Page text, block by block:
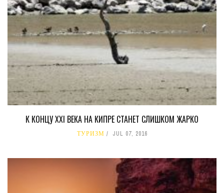
К КОНЦУ XXI ВЕКА НА КИПРЕ СТАНЕТ СЛИШКОМ ЖАРКО
ТУРИЗМ JUL 07, 2016